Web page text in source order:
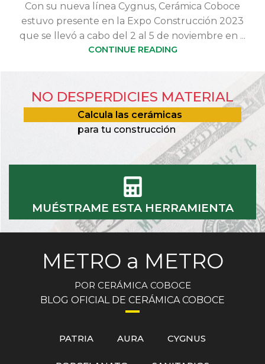
Con su nueva línea Cygnus, Cerámica Coboce
estuvo presente en la Expo Construcción 2023
que se llevó a cabo del 2 al 5 de noviembre en ...
CONTINUE READING
NO DESPERDICIES MATERIAL
Calcula las cerámicas
para tu construcción
MUÉSTRAME ESTA HERRAMIENTA
METRO a METRO
POR CERÁMICA COBOCE
BLOG OFICIAL DE CERÁMICA COBOCE
PATRIA AURA CYGNUS